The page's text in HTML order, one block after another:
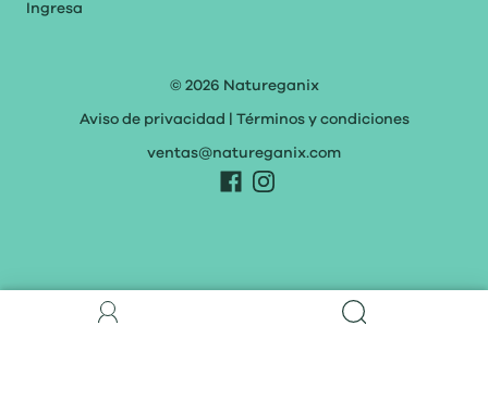
Ingresa
© 2026 Natureganix
Aviso de privacidad Términos y condiciones
ventas@natureganix.com